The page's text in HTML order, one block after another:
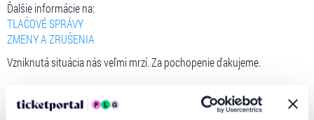
Ďalšie informácie na:
TLAČOVÉ SPRÁVY
ZMENY A ZRUŠENIA
Vzniknutá situácia nás veľmi mrzí. Za pochopenie ďakujeme.